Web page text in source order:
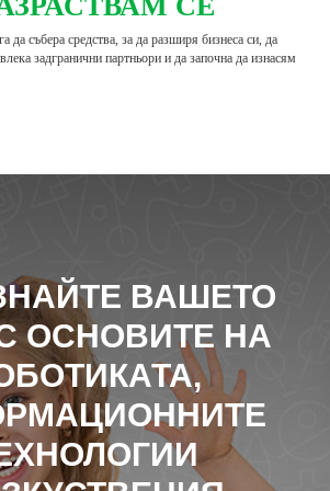
СЕ
да събера средства, за да разширя бизнеса си, да
задгранични партньори и да започна да изнасям
ВАШЕТО
ОСНОВИТЕ НА